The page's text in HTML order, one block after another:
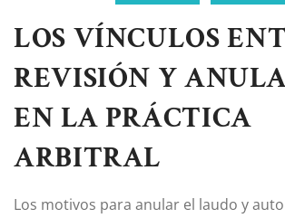
LOS VÍNCULOS
REVISIÓN Y
EN LA PRÁCTICA
ARBITRAL
Los motivos para anular el laudo y